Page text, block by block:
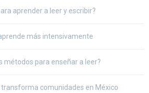
aprender a leer y escribir?
más intensivamente
métodos para enseñar a leer?
comunidades en México